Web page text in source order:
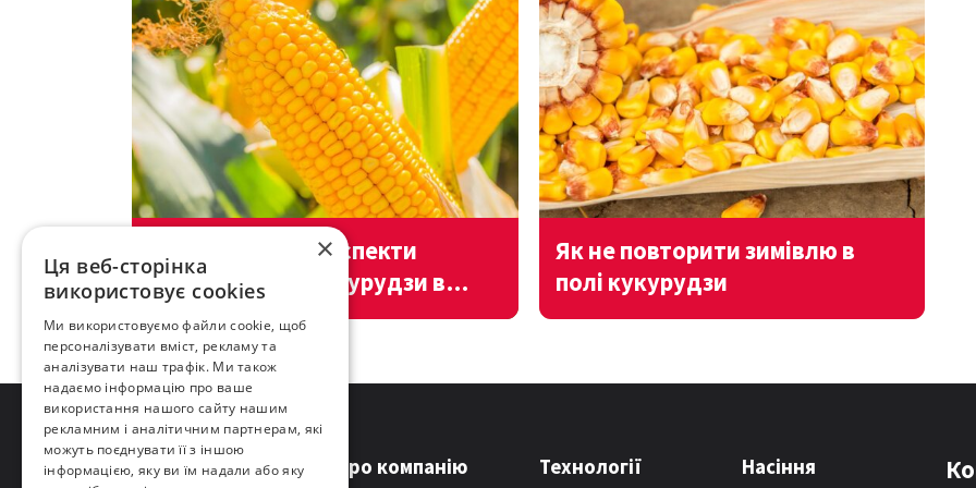
Агроекономічні аспекти
вирощування кукурудзи в
сезоні 2023 р.
Як не повторити зимівлю в
полі кукурудзи
Про компанію Технології Насіння
×
Ця веб-сторінка
використовує cookies
Ми використовуємо файли cookie, щоб
персоналізувати вміст, рекламу та
аналізувати наш трафік. Ми також
надаємо інформацію про ваше
використання нашого сайту нашим
рекламним і аналітичним партнерам, які
можуть поєднувати її з іншою
інформацією, яку ви їм надали або яку